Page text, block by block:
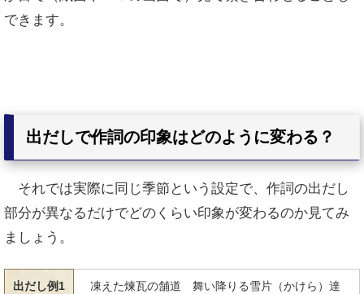
できます。
出だしで作詞の印象はどのように変わる？
それでは実際に同じ季節という設定で、作詞の出だし
部分が異なるだけでどのくらい印象が変わるのか見てみ
ましょう。
出だし例1 凍えた煉瓦の舗道 舞い降りる雪片（かけら）達